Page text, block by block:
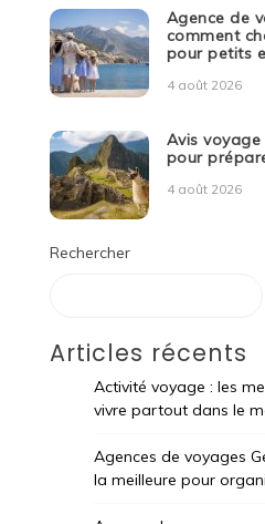
Agence de
comment
pour petits
4 août 2026
Avis
pour
4 août 2026
Rechercher
Articles récents
Activité voyage : les
vivre partout dans le
Agences de voyages
la meilleure pour